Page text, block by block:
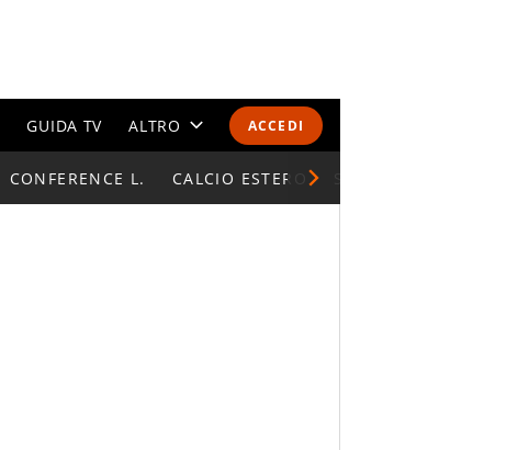
ACCEDI
GUIDA TV ALTRO
CALENDARI E CLASSIFICHE
CONFERENCE L. CALCIO ESTERO